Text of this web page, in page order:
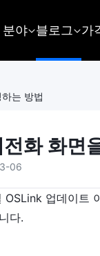
야 블로그 가
는 방법
화 화면
06
OSLink 업데이트
다.